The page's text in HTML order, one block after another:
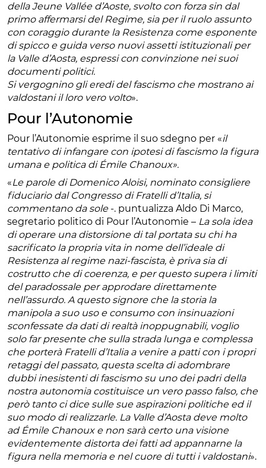
della Jeune Vallée d’Aoste, svolto con forza sin dal
primo affermarsi del Regime, sia per il ruolo assunto
con coraggio durante la Resistenza come esponente
di spicco e guida verso nuovi assetti istituzionali per
la Valle d’Aosta, espressi con convinzione nei suoi
documenti politici.
Si vergognino gli eredi del fascismo che mostrano ai
valdostani il loro vero volto».
Pour l’Autonomie
Pour l’Autonomie esprime il suo sdegno per «il
tentativo di infangare con ipotesi di fascismo la figura
umana e politica di Émile Chanoux».
«Le parole di Domenico Aloisi, nominato consigliere
fiduciario dal Congresso di Fratelli d’Italia, si
commentano da sole-. puntualizza Aldo Di Marco,
segretario politico di Pour l’Autonomie – La sola idea
di operare una distorsione di tal portata su chi ha
sacrificato la propria vita in nome dell’ideale di
Resistenza al regime nazi-fascista, è priva sia di
costrutto che di coerenza, e per questo supera i limiti
del paradossale per approdare direttamente
nell’assurdo. A questo signore che la storia la
manipola a suo uso e consumo con insinuazioni
sconfessate da dati di realtà inoppugnabili, voglio
solo far presente che sulla strada lunga e complessa
che porterà Fratelli d’Italia a venire a patti con i propri
retaggi del passato, questa scelta di adombrare
dubbi inesistenti di fascismo su uno dei padri della
nostra autonomia costituisce un vero passo falso, che
però tanto ci dice sulle sue aspirazioni politiche ed il
suo modo di realizzarle. La Valle d’Aosta deve molto
ad Émile Chanoux e non sarà certo una visione
evidentemente distorta dei fatti ad appannarne la
figura nella memoria e nel cuore di tutti i valdostani».